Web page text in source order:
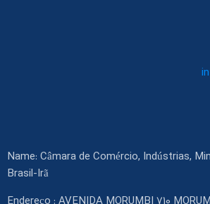
Name: Câmara de Comércio, Indústrias,
Brasil-Irã